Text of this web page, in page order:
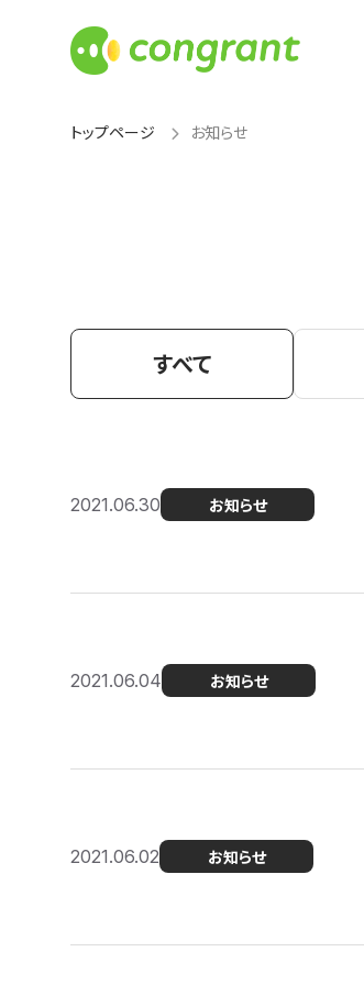
トップページ お知らせ
すべて
2021.06.30 お知らせ
2021.06.04 お知らせ
2021.06.02 お知らせ